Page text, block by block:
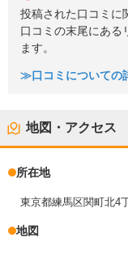
投稿された口コミに
口コミの末尾にある
ます。
≫口コミについての
地図・アクセス
所在地
東京都練馬区関町北4
地図